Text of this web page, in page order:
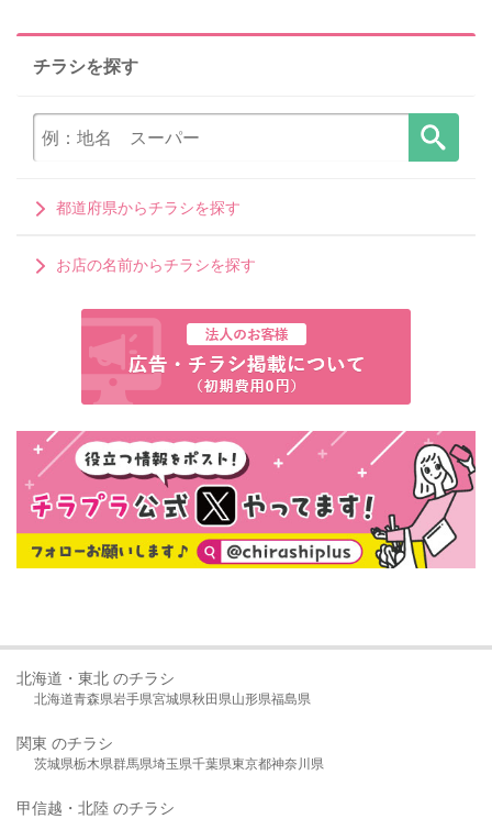
チラシを探す
都道府県からチラシを探す
お店の名前からチラシを探す
北海道・東北 のチラシ
北海道青森県岩手県宮城県秋田県山形県福島県
関東 のチラシ
茨城県栃木県群馬県埼玉県千葉県東京都神奈川県
甲信越・北陸 のチラシ